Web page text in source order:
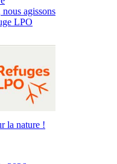
agissons
LPO
la nature !